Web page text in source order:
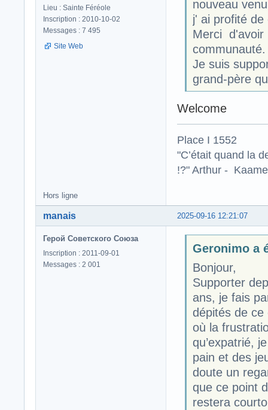
Lieu : Sainte Féréole
Inscription : 2010-10-02
Messages : 7 495
Site Web
nouveau
j' ai profité
Merci d'avoir
communauté.
Je suis
grand-père
Welcome
Place I 1552
"C’était quand la
!?" Arthur -
Hors ligne
2025-09-16 12:21:07
manais
Герой Советского Союза
Inscription : 2011-09-01
Messages : 2 001
Geronimo a
Bonjour,
Supporter
ans, je fais
dépités de ce
où la
qu’expatrié,
pain et des
doute un
que ce point
restera